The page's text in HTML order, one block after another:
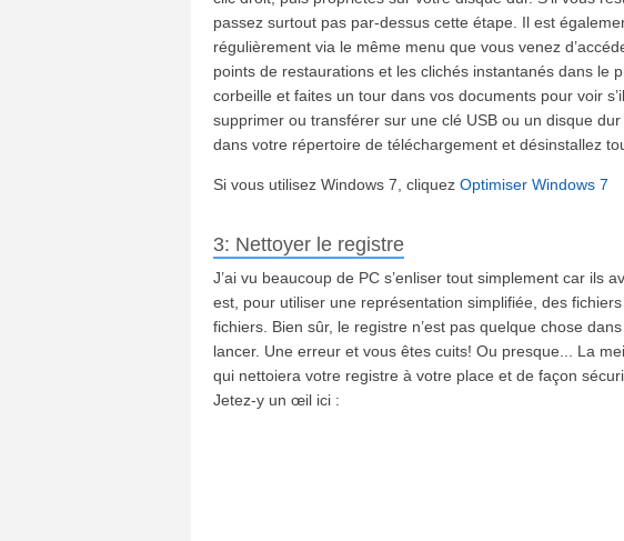
passez surtout pas par-dessus cette étape. Il est
régulièrement via le même menu que vous venez
points de restaurations et les clichés instantanés dans le
corbeille et faites un tour dans vos documents pour voir
supprimer ou transférer sur une clé USB ou un disque
dans votre répertoire de téléchargement et désinstallez
Si vous utilisez Windows 7, cliquez Optimiser Windows 7
3: Nettoyer le registre
J’ai vu beaucoup de PC s’enliser tout simplement car ils
est, pour utiliser une représentation simplifiée, des
fichiers. Bien sûr, le registre n’est pas quelque chose
lancer. Une erreur et vous êtes cuits! Ou presque... La
qui nettoiera votre registre à votre place et de façon
Jetez-y un œil ici :